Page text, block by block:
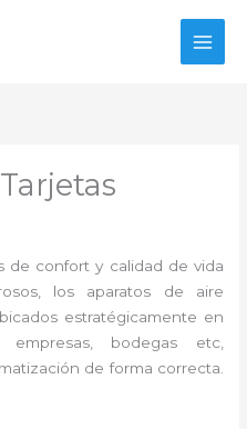
de confort y calidad de vida
los aparatos de aire
estratégicamente en
empresas, bodegas etc,
de forma correcta.